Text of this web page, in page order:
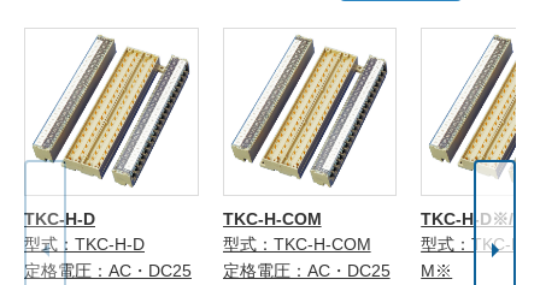
TKC-H-D
型式：TKC-H-D
定格電圧：AC・DC25
TKC-H-COM
型式：TKC-H-COM
定格電圧：AC・DC25
TKC-H-D※/
型式：TKC-H-
M※